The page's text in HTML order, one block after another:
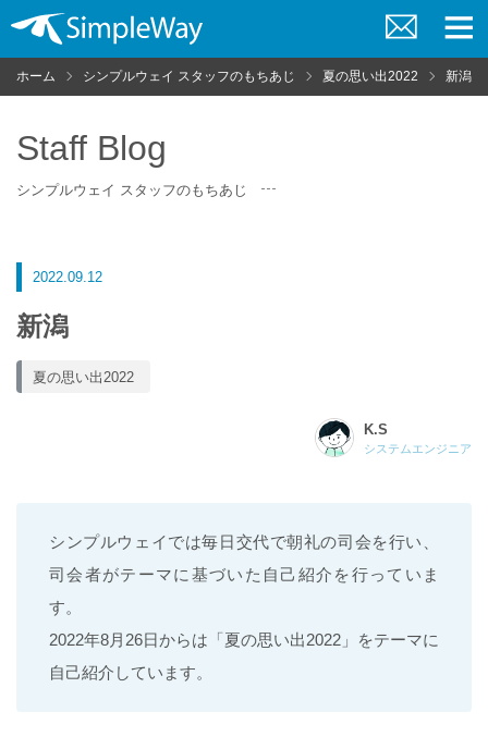
問
い
ニ
ュ
ホーム シンプルウェイ スタッフのもちあじ 夏の思い出2022 新潟
Staff Blog
シンプルウェイ スタッフのもちあじ
2022.09.12
新潟
夏の思い出2022
K.S
システムエンジニア
シンプルウェイでは毎日交代で朝礼の司会を行い、
司会者がテーマに基づいた自己紹介を行っていま
す。
2022年8月26日からは「夏の思い出2022」をテーマに
自己紹介しています。